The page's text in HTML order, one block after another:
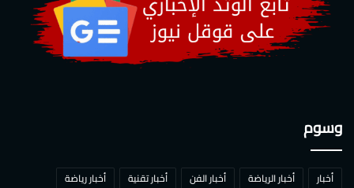
وسوم
أخبار أخبار الرياضة أخبار الفن أخبار تقنية
أخبار رياضة